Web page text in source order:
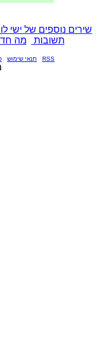
שירים נוספים של ישי
תשובות
מה
RSS תנאי שימוש